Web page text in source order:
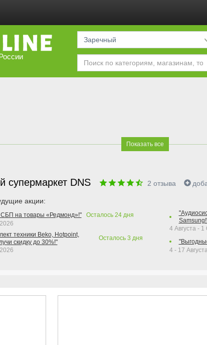
Заречный
Показать все
супермаркет DNS 2 отзыва
акции:
СБП на товары «Редмонд»!" Осталось 24дня
техники Beko, Hotpoint,
скидку до 30%!"
Осталось 3 дня
4 Августа -
4 - 17